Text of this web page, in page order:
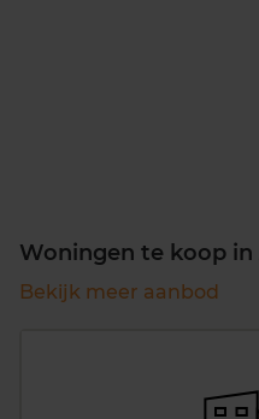
Woningen te koop
Bekijk meer aanbod